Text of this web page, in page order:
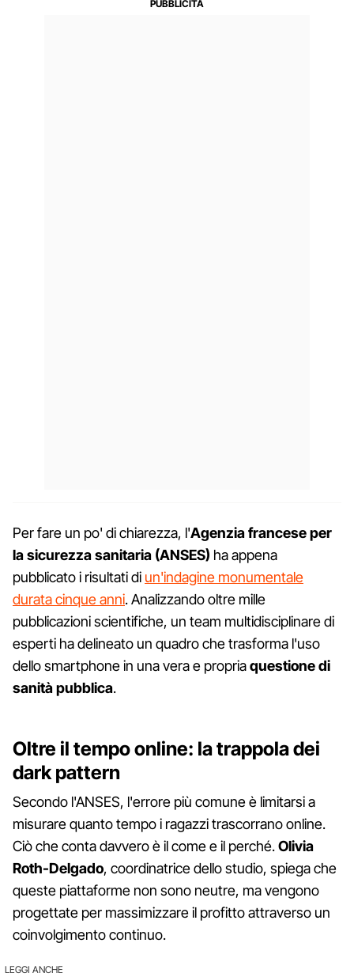
Per fare un po' di chiarezza, l'Agenzia francese per
la sicurezza sanitaria (ANSES) ha appena
pubblicato i risultati di un'indagine monumentale
durata cinque anni. Analizzando oltre mille
pubblicazioni scientifiche, un team multidisciplinare di
esperti ha delineato un quadro che trasforma l'uso
dello smartphone in una vera e propriaquestione di
sanità pubblica.
Oltre il tempo online: la trappola dei
dark pattern
Secondo l'ANSES, l'errore più comune è limitarsi a
misurare quanto tempo i ragazzi trascorrano online.
Ciò che conta davvero è il come e il perché.Olivia
Roth-Delgado, coordinatrice dello studio, spiega che
queste piattaforme non sono neutre, ma vengono
progettate per massimizzare il profitto attraverso un
coinvolgimento continuo.
LEGGI ANCHE